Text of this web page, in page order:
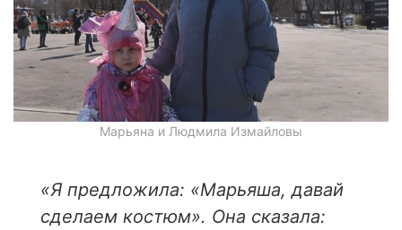
Марьяна и Людмила Измайловы
«Я предложила: «Марьяша, давай
сделаем костюм». Она сказала: